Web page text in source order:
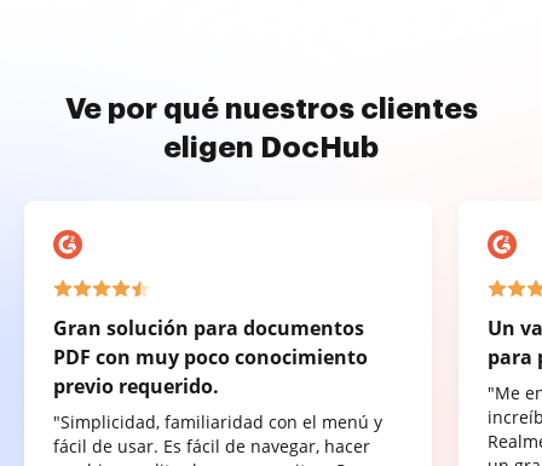
Ve por qué nuestros clientes
eligen DocHub
Gran solución para documentos
PDF con muy poco conocimiento
previo requerido.
"Simplicidad, familiaridad con el menú y
fácil de usar. Es fácil de navegar, hacer
Un
para
"Me